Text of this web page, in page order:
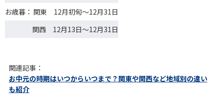
お歳暮： 関東 12月初旬～12月31日
関西 12月13日～12月31日
関連記事：
お中元の時期はいつからいつまで？関東や関西など地域別の違い
も紹介